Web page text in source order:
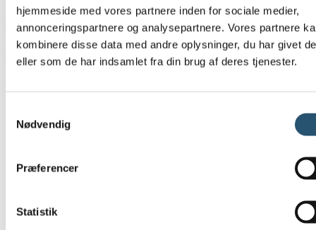
hjemmeside med vores partnere inden for sociale medier,
annonceringspartnere og analysepartnere. Vores partnere
kombinere disse data med andre oplysninger, du har givet
eller som de har indsamlet fra din brug af deres tjenester.
Nødvendig
Præferencer
Statistik
Maximum file size: 1 GB
Ja tak, kontakt mig nu
problemet dog været undervejs længe: et afløb der løber
holder op med at løbe. Ved at reagere hurtigt kan du undgå større og
dyrere reparationer.
Langsomme eller tilstoppede afløb